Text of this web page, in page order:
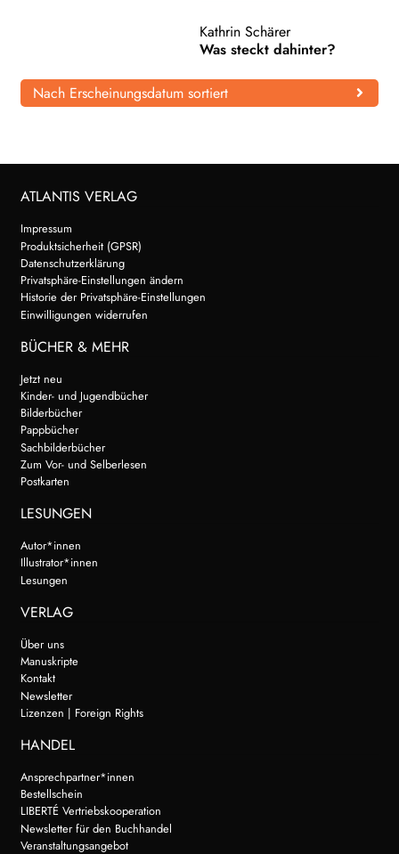
Kathrin Schärer
Was steckt dahinter?
Nach Erscheinungsdatum sortiert
ATLANTIS VERLAG
Impressum
Produktsicherheit (GPSR)
Datenschutzerklärung
Privatsphäre-Einstellungen ändern
Historie der Privatsphäre-Einstellungen
Einwilligungen widerrufen
BÜCHER & MEHR
Jetzt neu
Kinder- und Jugendbücher
Bilderbücher
Pappbücher
Sachbilderbücher
Zum Vor- und Selberlesen
Postkarten
LESUNGEN
Autor*innen
Illustrator*innen
Lesungen
VERLAG
Über uns
Manuskripte
Kontakt
Newsletter
Lizenzen | Foreign Rights
HANDEL
Ansprechpartner*innen
Bestellschein
LIBERTÉ Vertriebskooperation
Newsletter für den Buchhandel
Veranstaltungsangebot